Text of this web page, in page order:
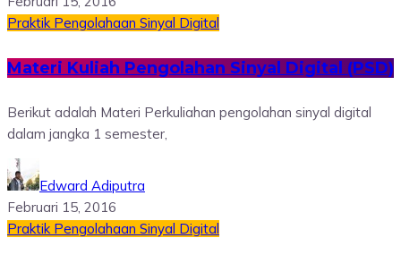
Praktik Pengolahaan Sinyal Digital
Materi Kuliah Pengolahan Sinyal Digital (PSD)
Berikut adalah Materi Perkuliahan pengolahan sinyal digital
dalam jangka 1 semester,
Edward Adiputra
Februari 15, 2016
Praktik Pengolahaan Sinyal Digital